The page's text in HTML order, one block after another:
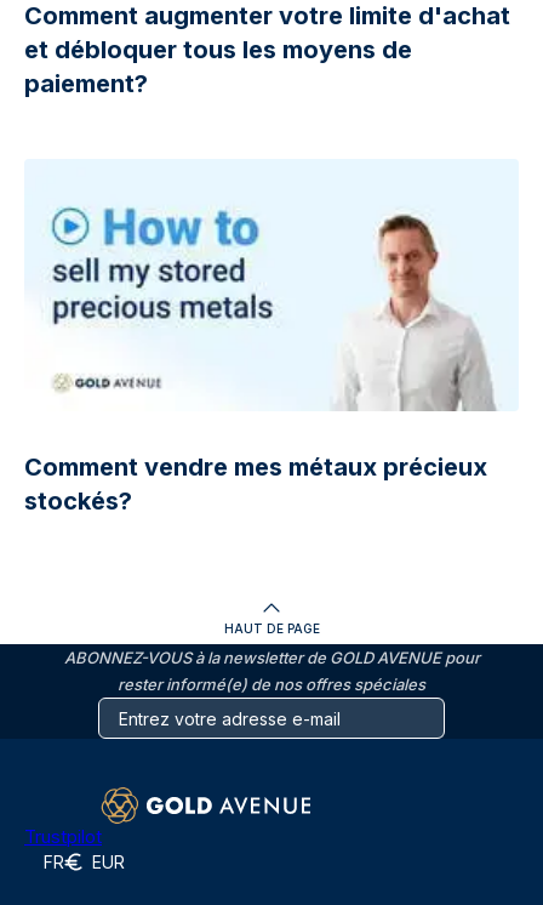
Comment augmenter votre limite d'achat
et débloquer tous les moyens de
paiement?
Comment vendre mes métaux précieux
stockés?
HAUT DE PAGE
ABONNEZ-VOUS à la newsletter de GOLD AVENUE pour
rester informé(e) de nos offres spéciales
Trustpilot
FR EUR